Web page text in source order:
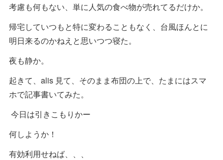
考慮も何もない、単に人気の食べ物が売れてるだけか。
帰宅していつもと特に変わることもなく、台風ほんとに
明日来るのかねえと思いつつ寝た。
夜も静か。
起きて、alis 見て、そのまま布団の上で、たまにはスマ
ホで記事書いてみた。
今日は引きこもりかー
何しようか！
有効利用せねば、、、